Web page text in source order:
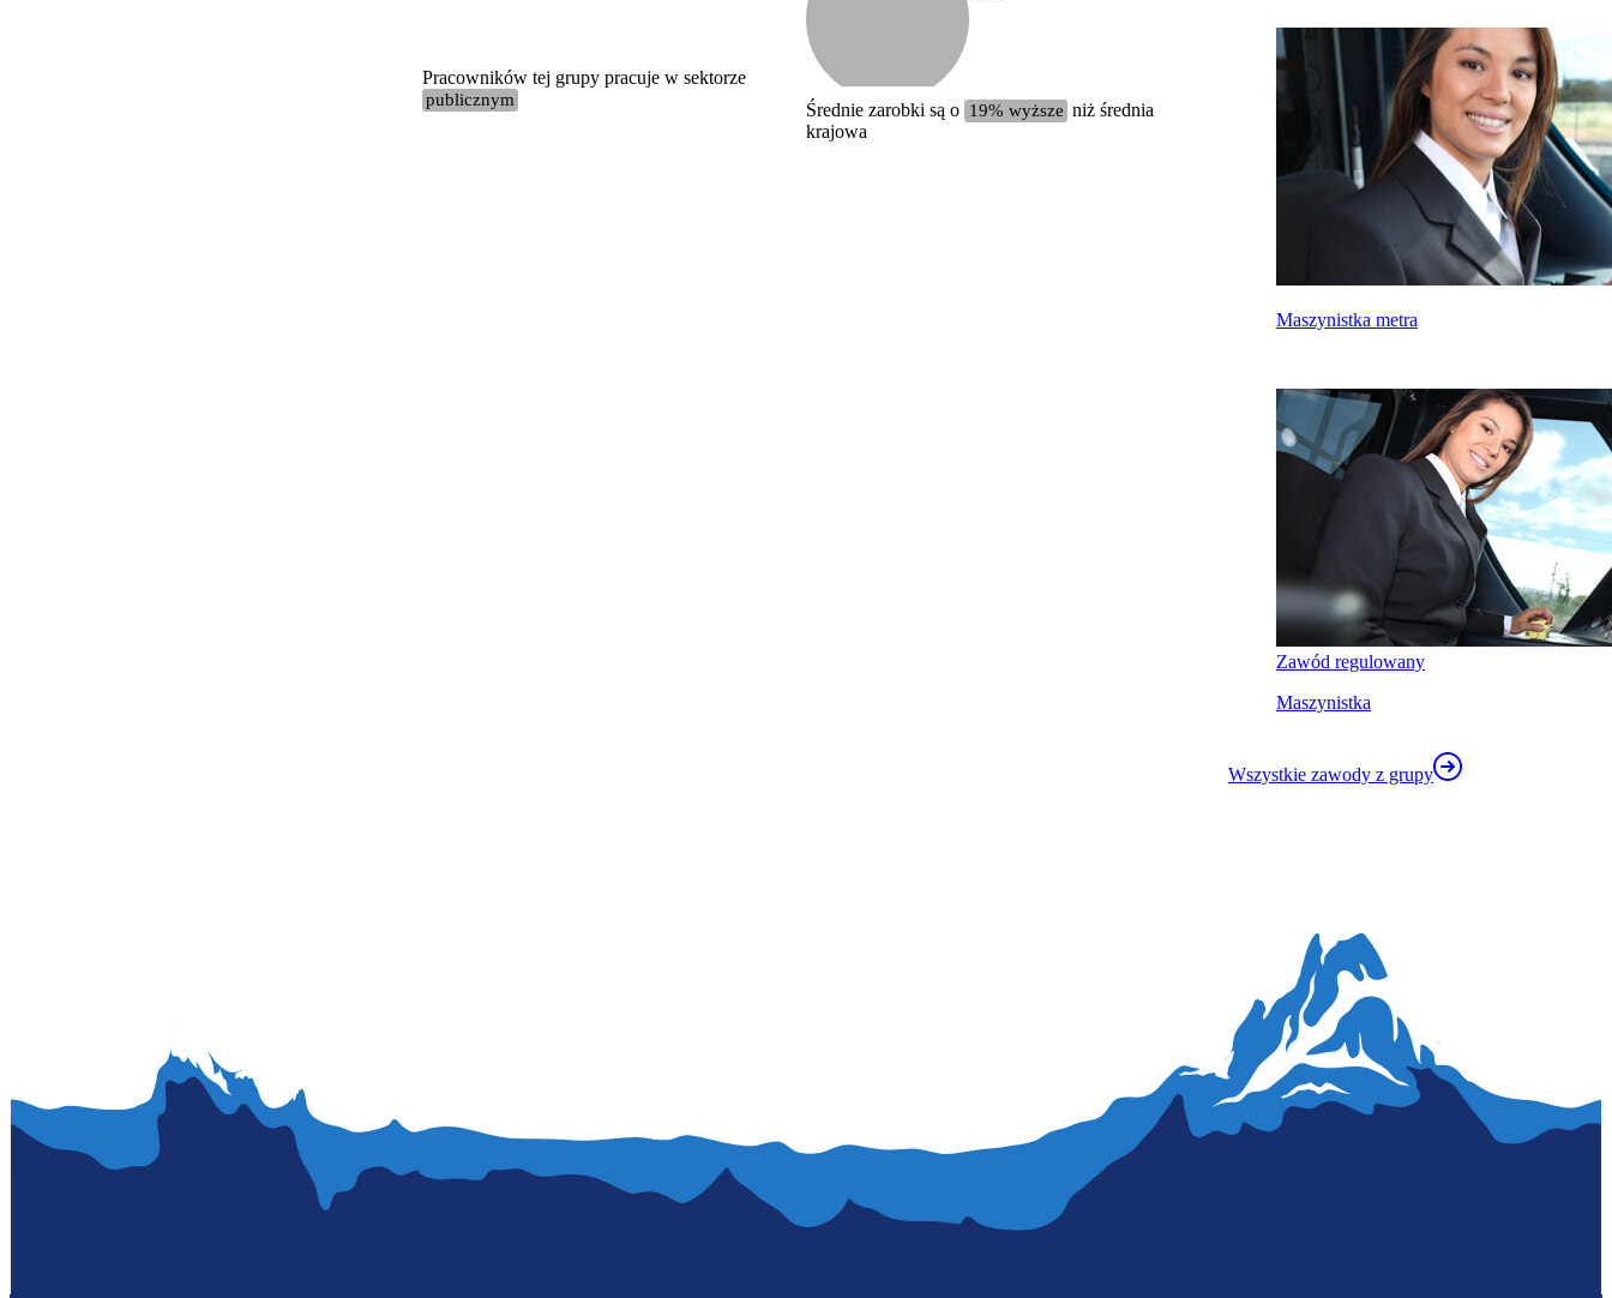
Pracowników tej grupy pracuje w sektorze
publicznym
4500 zł – 5999 zł
6000 zł – 7499 zł
7500 zł – 8999 zł
9000 zł i więcej
kalkulatora wynagrodzeń
Średnie zarobki są o 19% wyższe niż średnia
krajowa
Maszynistka metra
Zawód regulowany
Maszynistka
Wszystkie zawody z grupy